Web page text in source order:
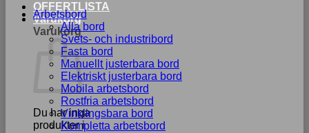
OFFERTLISTA
Varukorg
Varukorg
Du har inga
produkter i
Arbetsbord
Alla bord
Svets- och industribord
Fasta bord
Manuellt justerbara bord
Elektriskt justerbara bord
Mobila arbetsbord
Rostfria arbetsbord
Vinklingsbara bord
Kompletta arbetsbord